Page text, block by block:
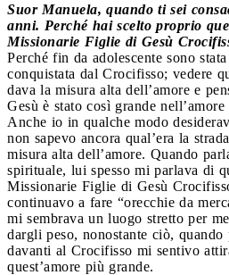
Suor Manuela, quando ti sei
anni. Perché hai scelto proprio
Missionarie Figlie di Gesù
Perché fin da adolescente sono
conquistata dal Crocifisso; vedere
dava la misura alta dell’amore e
Gesù è stato così grande
Anche io in qualche modo
non sapevo ancora qual’era la
misura alta dell’amore. Quando
spirituale, lui spesso mi parlava di
Missionarie Figlie di Gesù
continuavo a fare “orecchie da
mi sembrava un luogo stretto per
dargli peso, nonostante ciò,
davanti al Crocifisso mi sentivo
quest’amore più grande.